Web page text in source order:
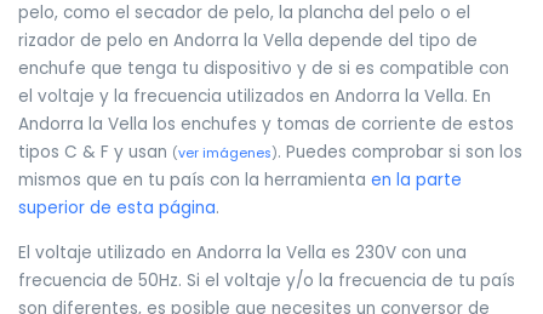
pelo, como el secador de pelo, la plancha del pelo o el
rizador de pelo en Andorra la Vella depende del tipo de
enchufe que tenga tu dispositivo y de si es compatible con
el voltaje y la frecuencia utilizados en Andorra la Vella. En
Andorra la Vella los enchufes y tomas de corriente de estos
tipos C & F y usan (ver imágenes). Puedes comprobar si son los
mismos que en tu país con la herramienta en la parte
superior de esta página.
El voltaje utilizado en Andorra la Vella es 230V con una
frecuencia de 50Hz. Si el voltaje y/o la frecuencia de tu país
son diferentes, es posible que necesites un conversor de